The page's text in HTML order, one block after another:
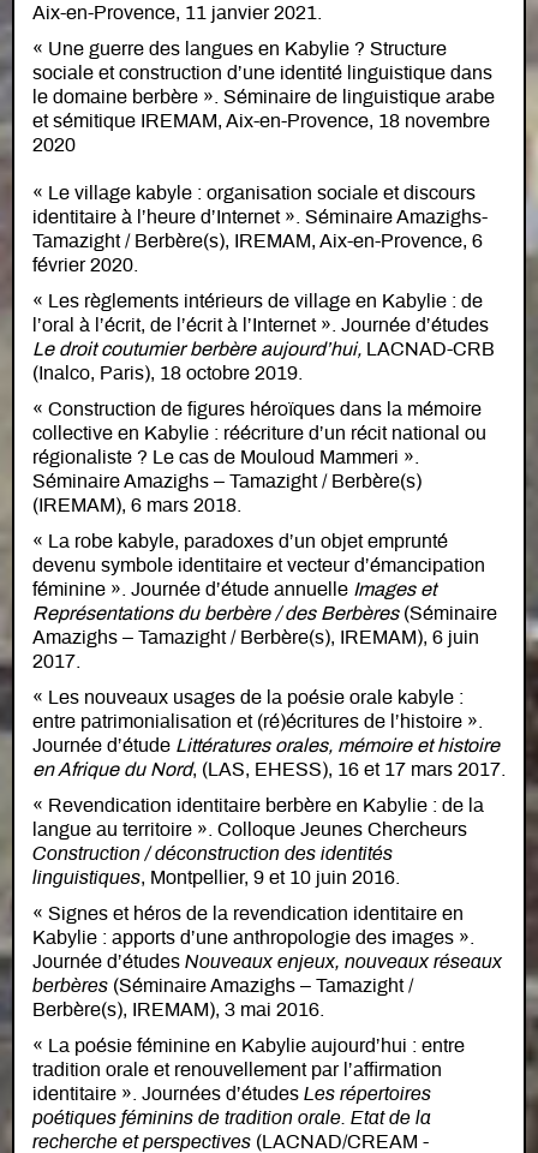
Aix-en-Provence, 11 janvier 2021.
« Une guerre des langues en Kabylie ? Structure
sociale et construction d’une identité linguistique dans
le domaine berbère ». Séminaire de linguistique arabe
et sémitique IREMAM, Aix-en-Provence, 18 novembre
2020
« Le village kabyle : organisation sociale et discours
identitaire à l’heure d’Internet ». Séminaire Amazighs-
Tamazight / Berbère(s), IREMAM, Aix-en-Provence, 6
février 2020.
« Les règlements intérieurs de village en Kabylie : de
l’oral à l’écrit, de l’écrit à l’Internet ». Journée d’études
Le droit coutumier berbère aujourd’hui, LACNAD-CRB
(Inalco, Paris), 18 octobre 2019.
« Construction de figures héroïques dans la mémoire
collective en Kabylie : réécriture d’un récit national ou
régionaliste ? Le cas de Mouloud Mammeri ».
Séminaire Amazighs – Tamazight / Berbère(s)
(IREMAM), 6 mars 2018.
« La robe kabyle, paradoxes d’un objet emprunté
devenu symbole identitaire et vecteur d’émancipation
féminine ». Journée d’étude annuelle Images et
Représentations du berbère / des Berbères(Séminaire
Amazighs – Tamazight / Berbère(s), IREMAM), 6 juin
2017.
« Les nouveaux usages de la poésie orale kabyle :
entre patrimonialisation et (ré)écritures de l’histoire ».
Journée d’étude Littératures orales, mémoire et histoire
en Afrique du Nord, (LAS, EHESS), 16 et 17 mars 2017.
« Revendication identitaire berbère en Kabylie : de la
langue au territoire ». Colloque Jeunes Chercheurs
Construction / déconstruction des identités
linguistiques, Montpellier, 9 et 10 juin 2016.
« Signes et héros de la revendication identitaire en
Kabylie : apports d’une anthropologie des images ».
Journée d’études Nouveaux enjeux, nouveaux réseaux
berbères (Séminaire Amazighs – Tamazight /
Berbère(s), IREMAM), 3 mai 2016.
« La poésie féminine en Kabylie aujourd’hui : entre
tradition orale et renouvellement par l’affirmation
identitaire ». Journées d’études Les répertoires
poétiques féminins de tradition orale. Etat de la
recherche et perspectives (LACNAD/CREAM -